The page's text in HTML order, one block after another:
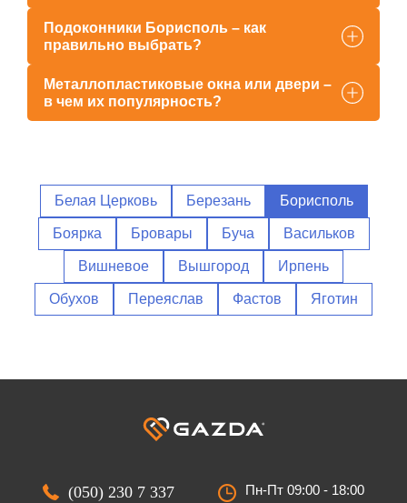
Подоконники Борисполь – как
правильно выбрать?
Металлопластиковые окна или двери –
в чем их популярность?
Белая Церковь Березань Борисполь
Боярка Бровары Буча Васильков
Вишневое Вышгород Ирпень
Обухов Переяслав Фастов Яготин
(050) 230 7 337
Пн-Пт 09:00 - 18:00